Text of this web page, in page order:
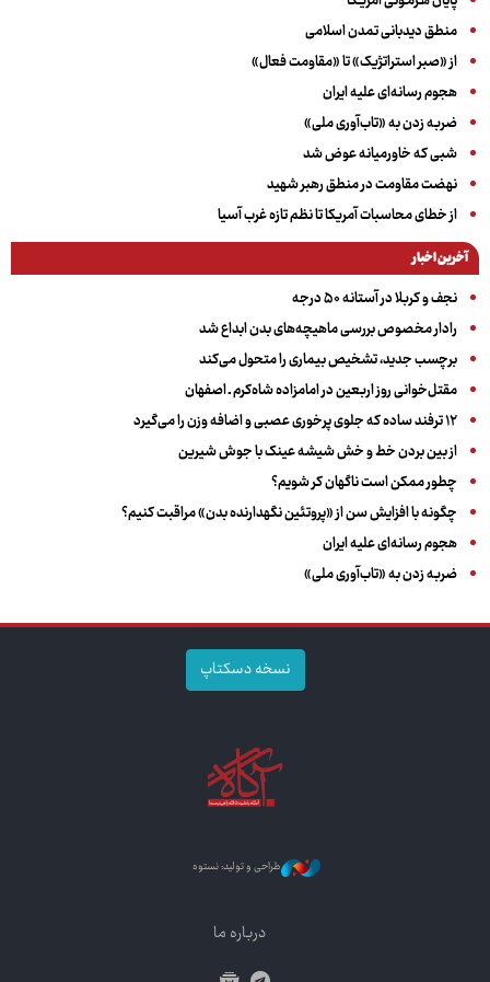
منطق دیدبانی تمدن اسلامی
از «صبر استراتژیک» تا «مقاومت فعال»
هجوم رسانه‌ای علیه ایران
ضربه زدن به «تاب‌آوری ملی»
شبی که خاورمیانه عوض شد
نهضت مقاومت در منطق رهبر شهید
از خطای محاسبات آمریکا تا نظم تازه غرب آسیا
آخرین اخبار
نجف و کربلا در آستانه ۵۰ درجه
رادار مخصوص بررسی ماهیچه‌های بدن ابداع شد
برچسب جدید، تشخیص بیماری را متحول می‌کند
مقتل‌خوانی روز اربعین در امامزاده شاه‌کرم ـ اصفهان
۱۲ ترفند ساده که جلوی پرخوری عصبی و اضافه ‌وزن را می‌گیرد
از بین بردن خط و خش شیشه عینک با جوش شیرین
چطور ممکن است ناگهان کر شویم؟
چگونه با افزایش سن از «پروتئین نگهدارنده بدن» مراقبت کنیم؟
هجوم رسانه‌ای علیه ایران
ضربه زدن به «تاب‌آوری ملی»
نسخه دسکتاپ
طراحی و تولید: نستوه
درباره ما